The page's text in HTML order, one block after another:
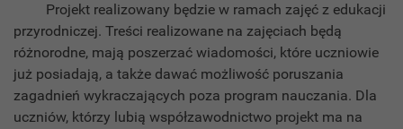
Projekt realizowany będzie w ramach zajęć z edukacji
przyrodniczej. Treści realizowane na zajęciach będą
różnorodne, mają poszerzać wiadomości, które uczniowie
już posiadają, a także dawać możliwość poruszania
zagadnień wykraczających poza program nauczania. Dla
uczniów, którzy lubią współzawodnictwo projekt ma na